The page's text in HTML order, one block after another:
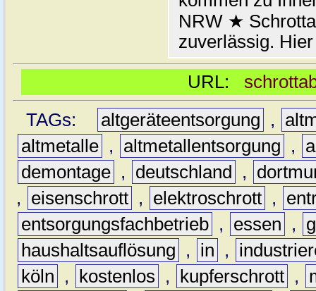
NRW ★
zuverlässig.
URL:
TAGs:
altgeräteentsorgung ,
altmetalle , altmetallentsorgung ,
demontage , deutschland ,
,
eisenschrott , elektroschrott ,
entsorgungsfachbetrieb , essen ,
haushaltsauflösung
, in ,
köln
, kostenlos , kupferschrott ,